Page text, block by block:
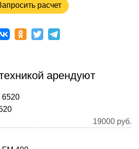
расчет
арендуют
19000 руб.